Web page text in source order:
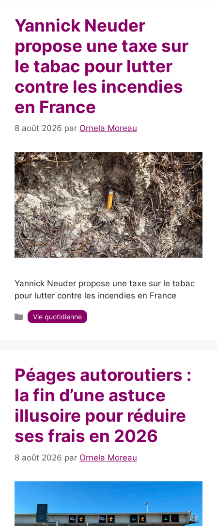
Yannick Neuder
propose une taxe sur
le tabac pour lutter
contre les incendies
en France
8 août 2026 par Ornela Moreau
Yannick Neuder propose une taxe sur le tabac
pour lutter contre les incendies en France
Catégories
Vie quotidienne
Péages autoroutiers :
la fin d’une astuce
illusoire pour réduire
ses frais en 2026
8 août 2026 par Ornela Moreau